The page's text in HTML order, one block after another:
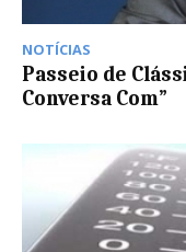
NOTÍCIAS
Passeio de
Conversa Com”